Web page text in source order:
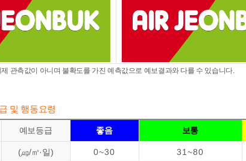
관측값이 아니며 불확도를 가진 예측값으로 예보결과와 다를 수 있습니다.
및 행동요령
예보등급 좋음 보통
(㎍/㎥·일) 0~30 31~80